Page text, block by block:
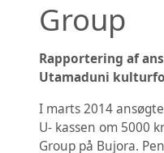
STØTTE 2020
STØTTE 2019
STØTTE 2018
STØTTE 2017
STØTTE 2016
STØTTE 2015
STØTTE 2014
STØTTE 2013
STØTTE 2012,
Group
Rapportering af
Utamaduni
I marts 2014
U- kassen om 5000
Group på Bujora.